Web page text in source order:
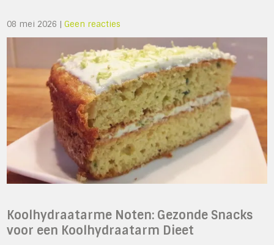
08 mei 2026 |Geen reacties
Koolhydraatarme Noten: Gezonde Snacks
voor een Koolhydraatarm Dieet